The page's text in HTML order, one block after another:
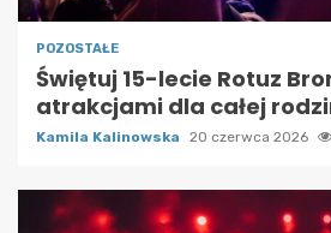
POZOSTAŁE
Świętuj 15-lecie Rotuz
atrakcjami dla całej
Kamila Kalinowska 20 czerwca 2026